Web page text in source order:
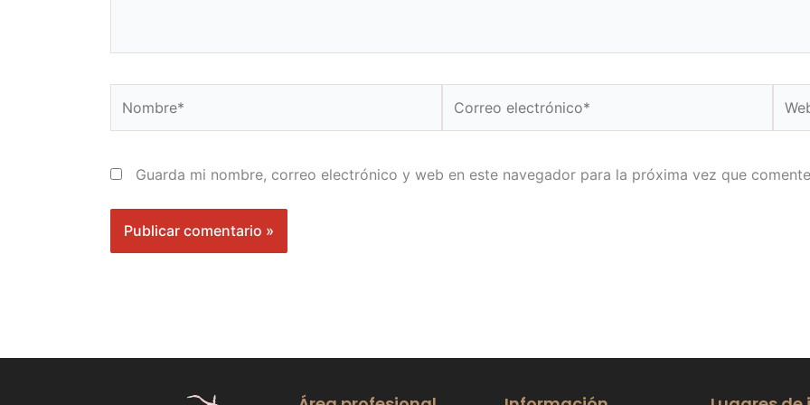
electrónico*
Guarda mi nombre, correo electrónico y web en este navegador para la próxima vez que